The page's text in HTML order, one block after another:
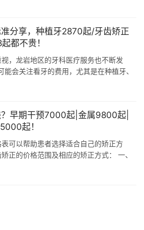
分享，种植牙2870起/牙齿矫正
都不贵！
，龙岩地区的牙科医疗服务也不断发
会关注看牙的费用，尤其是在种植牙、
早期干预7000起|金属9800起|
起！
可以帮助患者选择适合自己的矫正方
正的价格范围及相应的矫正方式： 一、